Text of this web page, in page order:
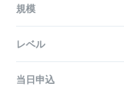
規模
レベル
当日申込